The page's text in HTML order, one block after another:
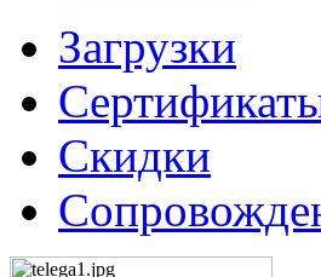
Загрузки
Скидки